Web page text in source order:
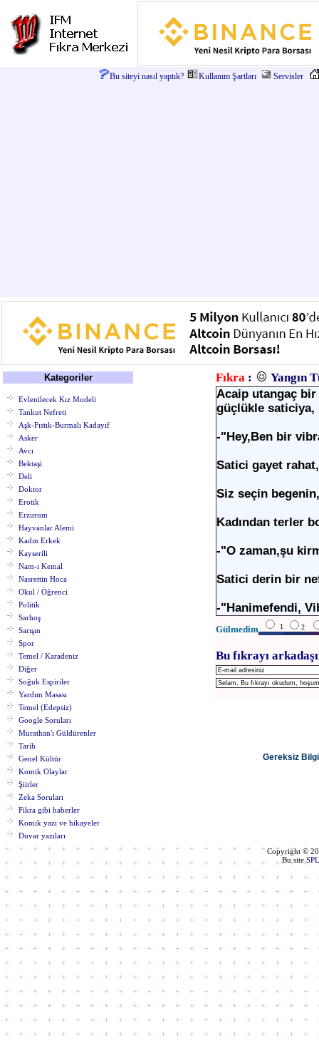
Bu siteyi nasıl yaptık? Kullanım Şartları Servisler
Kategoriler
Evlenilecek Kız Modeli
Tankut Nefreti
Aşk-Fıstık-Burmalı Kadayıf
Asker
Avcı
Bektaşi
Deli
Doktor
Erotik
Erzurum
Hayvanlar Alemi
Kadın Erkek
Kayserili
Nam-ı Kemal
Nasrettin Hoca
Okul / Öğrenci
Politik
Sarhoş
Sarışın
Spor
Temel / Karadeniz
Diğer
Soğuk Espiriler
Yardım Masası
Temel (Edepsiz)
Google Soruları
Murathan'ı Güldürenler
Tarih
Genel Kültür
Komik Olaylar
Şiirler
Zeka Soruları
Fikra gibi haberler
Komik yazı ve hikayeler
Duvar yazıları
Fıkra :
Yangın
Acaip utangaç
güçlükle saticiya,
-"Hey,Ben bir
Satici gayet
Siz seçin
Kadından terler
-"O zaman,şu
Satici derin bir
-"Hanimefendi,
Gülmedim 1 2
Bu fıkrayı
Gereksiz
Copyright ©
Bu siteSPL